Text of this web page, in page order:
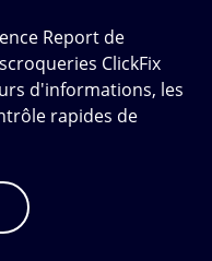
Report de
ClickFix
d'informations, les
rapides de